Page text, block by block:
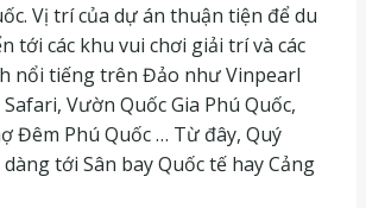
Vị trí của dự án thuận tiện để du
tới các khu vui chơi giải trí và các
nổi tiếng trên Đảo như Vinpearl
Vườn Quốc Gia Phú Quốc,
Đêm Phú Quốc … Từ đây, Quý
tới Sân bay Quốc tế hay Cảng